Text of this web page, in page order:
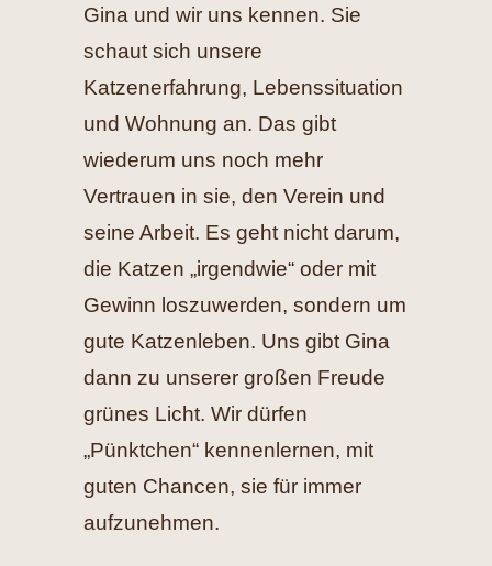
Gina und wir uns kennen. Sie
schaut sich unsere
Katzenerfahrung, Lebenssituation
und Wohnung an. Das gibt
wiederum uns noch mehr
Vertrauen in sie, den Verein und
seine Arbeit. Es geht nicht darum,
die Katzen „irgendwie“ oder mit
Gewinn loszuwerden, sondern um
gute Katzenleben. Uns gibt Gina
dann zu unserer großen Freude
grünes Licht. Wir dürfen
„Pünktchen“ kennenlernen, mit
guten Chancen, sie für immer
aufzunehmen.